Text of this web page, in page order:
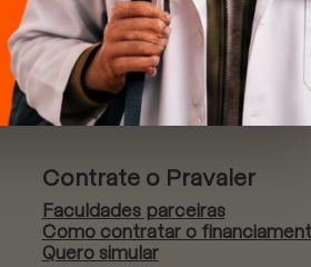
Contrate o Pravaler
Faculdades parceiras
Como contratar o
Quero simular